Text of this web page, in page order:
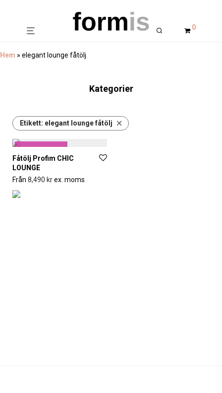
0
Hem » elegant lounge fåtölj
Kategorier
Etikett: elegant lounge fåtölj
Formis gillar
Fåtölj Profim CHIC
LOUNGE
Från 8,490 krex. moms